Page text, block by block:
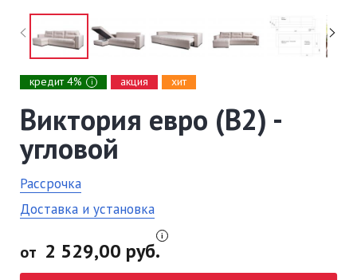
кредит 4% i акция хит
Виктория евро (В2) -
угловой
Рассрочка
Доставка и установка
от 2 529,00 руб.